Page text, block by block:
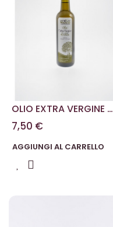
OLIO EXTRA VERGINE DI
OLIVA 0,50 L
7,50 €
AGGIUNGI AL CARRELLO